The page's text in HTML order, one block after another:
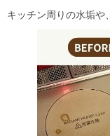
キッチン周りの水垢や